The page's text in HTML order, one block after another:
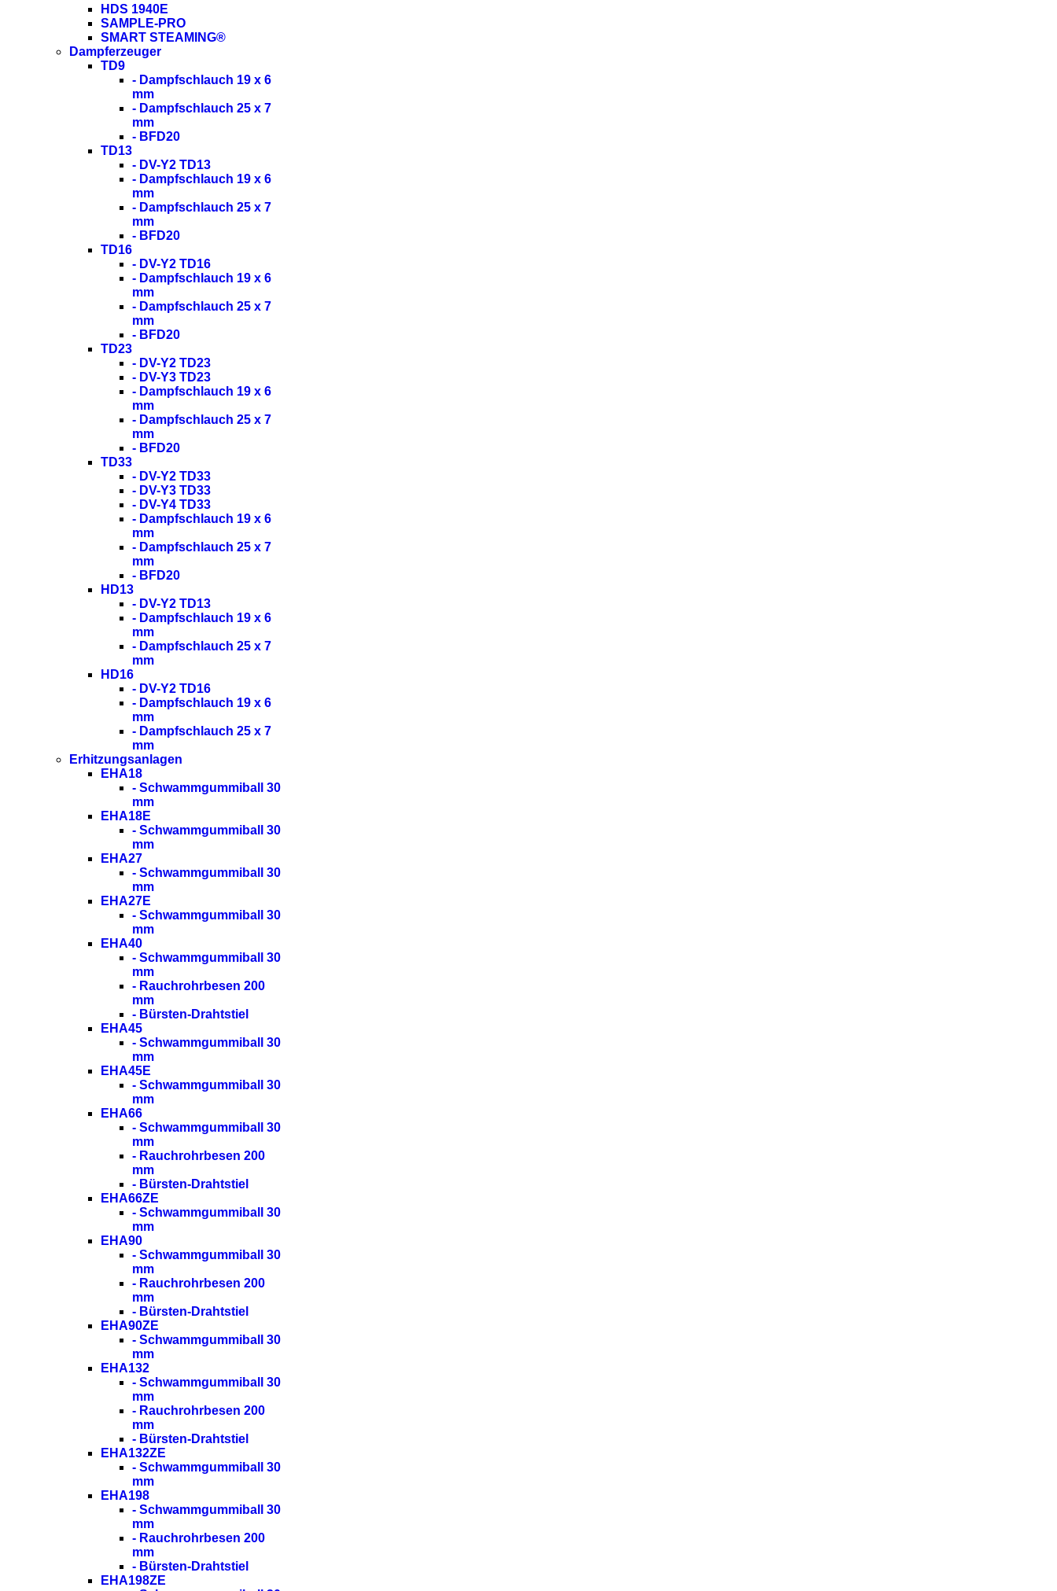
HDS 1940E
SAMPLE-PRO
SMART STEAMING®
Dampferzeuger
TD9
- Dampfschlauch 19 x 6
mm
- Dampfschlauch 25 x 7
mm
- BFD20
TD13
- DV-Y2 TD13
- Dampfschlauch 19 x 6
mm
- Dampfschlauch 25 x 7
mm
- BFD20
TD16
- DV-Y2 TD16
- Dampfschlauch 19 x 6
mm
- Dampfschlauch 25 x 7
mm
- BFD20
TD23
- DV-Y2 TD23
- DV-Y3 TD23
- Dampfschlauch 19 x 6
mm
- Dampfschlauch 25 x 7
mm
- BFD20
TD33
- DV-Y2 TD33
- DV-Y3 TD33
- DV-Y4 TD33
- Dampfschlauch 19 x 6
mm
- Dampfschlauch 25 x 7
mm
- BFD20
HD13
- DV-Y2 TD13
- Dampfschlauch 19 x 6
mm
- Dampfschlauch 25 x 7
mm
HD16
- DV-Y2 TD16
- Dampfschlauch 19 x 6
mm
- Dampfschlauch 25 x 7
mm
Erhitzungsanlagen
EHA18
- Schwammgummiball 30
mm
EHA18E
- Schwammgummiball 30
mm
EHA27
- Schwammgummiball 30
mm
EHA27E
- Schwammgummiball 30
mm
EHA40
- Schwammgummiball 30
mm
- Rauchrohrbesen 200
mm
- Bürsten-Drahtstiel
EHA45
- Schwammgummiball 30
mm
EHA45E
- Schwammgummiball 30
mm
EHA66
- Schwammgummiball 30
mm
- Rauchrohrbesen 200
mm
- Bürsten-Drahtstiel
EHA66ZE
- Schwammgummiball 30
mm
EHA90
- Schwammgummiball 30
mm
- Rauchrohrbesen 200
mm
- Bürsten-Drahtstiel
EHA90ZE
- Schwammgummiball 30
mm
EHA132
- Schwammgummiball 30
mm
- Rauchrohrbesen 200
mm
- Bürsten-Drahtstiel
EHA132ZE
- Schwammgummiball 30
mm
EHA198
- Schwammgummiball 30
mm
- Rauchrohrbesen 200
mm
- Bürsten-Drahtstiel
EHA198ZE